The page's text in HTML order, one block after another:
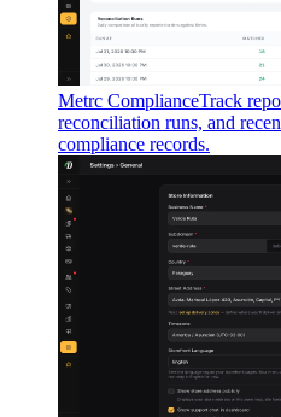
Metrc ComplianceTrack
reconciliation runs, and
compliance records.